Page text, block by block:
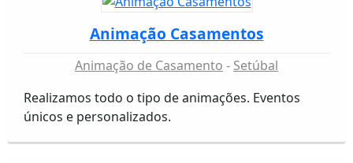
Animação Casamentos
Animação de Casamento
Setúbal
Realizamos todo o tipo de animações. Eventos
únicos e personalizados.